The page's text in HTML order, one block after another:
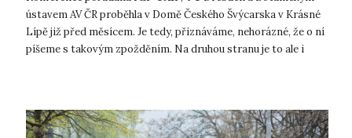
ústavem AV ČR proběhla v Domě Českého Švýcarska v Krásné
Lípě již před měsícem. Je tedy, přiznáváme, nehorázné, že o ní
píšeme s takovým zpožděním. Na druhou stranu je to ale i